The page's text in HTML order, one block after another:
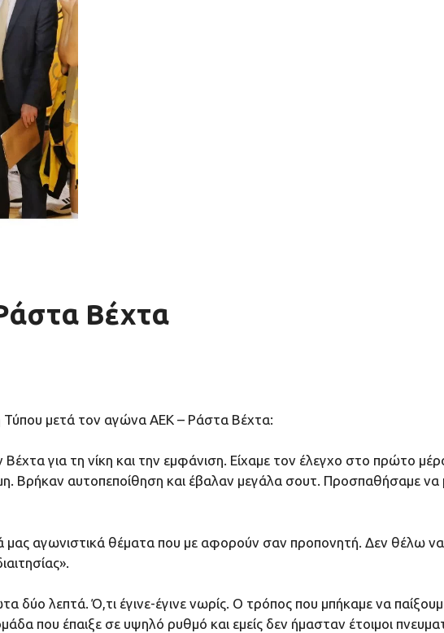
Βέχτα
μετά τον αγώνα ΑΕΚ – Ράστα Βέχτα:
για τη νίκη και την εμφάνιση. Είχαμε τον έλεγχο στο πρώτο
Βρήκαν αυτοπεποίθηση και έβαλαν μεγάλα σουτ. Προσπαθήσαμε
μας αγωνιστικά θέματα που με αφορούν σαν προπονητή. Δεν θέλω
δύο λεπτά. Ό,τι έγινε-έγινε νωρίς. Ο τρόπος που μπήκαμε να
που έπαιξε σε υψηλό ρυθμό και εμείς δεν ήμασταν έτοιμοι